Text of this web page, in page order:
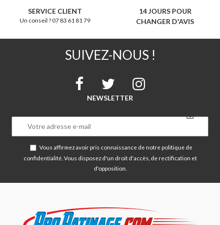
SERVICE CLIENT
Un conseil ? 07 83 61 81 79
14 JOURS POUR
CHANGER D'AVIS
SUIVEZ-NOUS !
NEWSLETTER
Vous affirmez avoir pris connaissance de notre politique de
confidentialité . Vous disposez d'un droit d'accès, de rectification et
d'opposition.